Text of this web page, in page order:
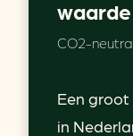
waarde
CO2-
Een
in